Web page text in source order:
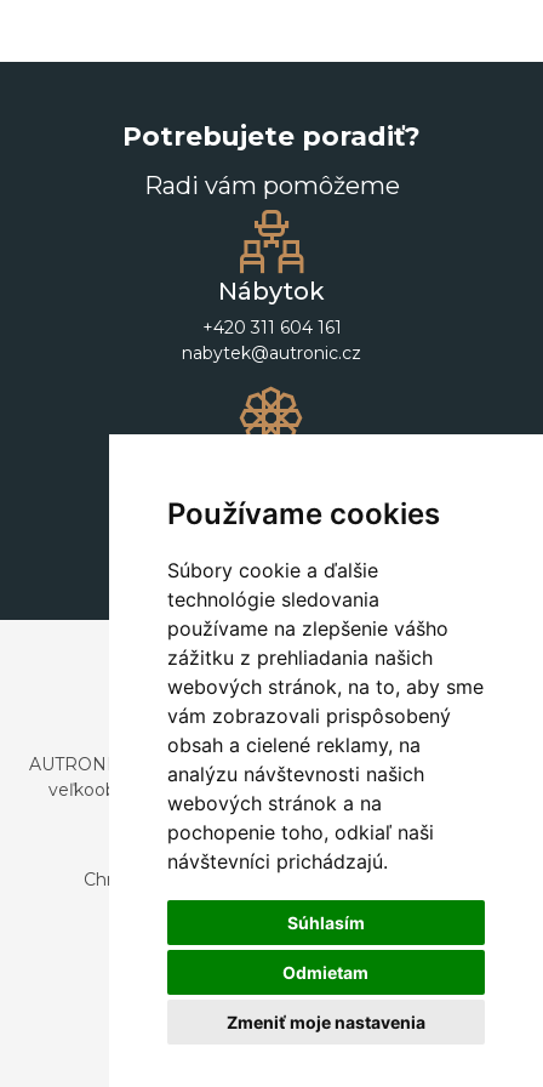
Používame cookies
Súbory cookie a ďalšie
technológie sledovania
používame na zlepšenie vášho
zážitku z prehliadania našich
webových stránok, na to, aby sme
vám zobrazovali prispôsobený
obsah a cielené reklamy, na
analýzu návštevnosti našich
webových stránok a na
pochopenie toho, odkiaľ naši
návštevníci prichádzajú.
Súhlasím
Odmietam
Zmeniť moje nastavenia
Potrebujete poradiť?
Radi vám pomôžeme
Nábytok
+420 311 604 161
nabytek@autronic.cz
+420 311 604 182
dekorace@autronic.cz
AUTRONIC, s.r.o. je spoločnosť zaoberajúca sa dovozom a
veľkoobchodným predajom dizajnového aj štýlového
nábytku a dekorácií.
Česká republika
Chrustenice 270, 267 12 Loděnice u Berouna
Slovensko
Nová 366, 032 02 Závažná Poruba